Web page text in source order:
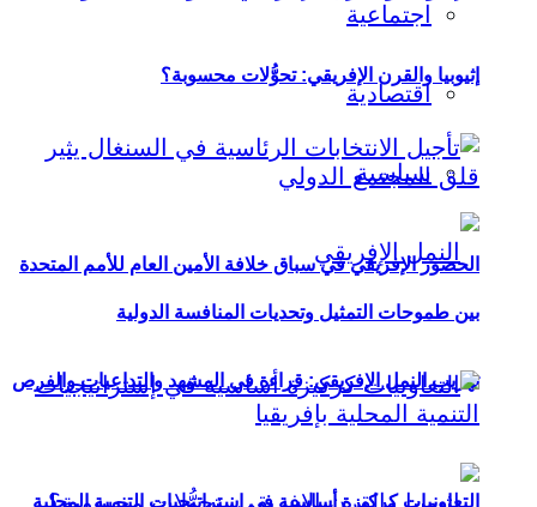
اجتماعية
اقتصادية
سياسية
تهريب النمل الإفريقي: قراءة في المشهد والتداعيات والفرص
إثيوبيا والقرن الإفريقي: تحوُّلات محسوبة؟
الحضور الإفريقي في سباق خلافة الأمين العام للأمم المتحدة
بين طموحات التمثيل وتحديات المنافسة الدولية
التعاونيات كركيزة أساسية في إستراتيجيات التنمية المحلية